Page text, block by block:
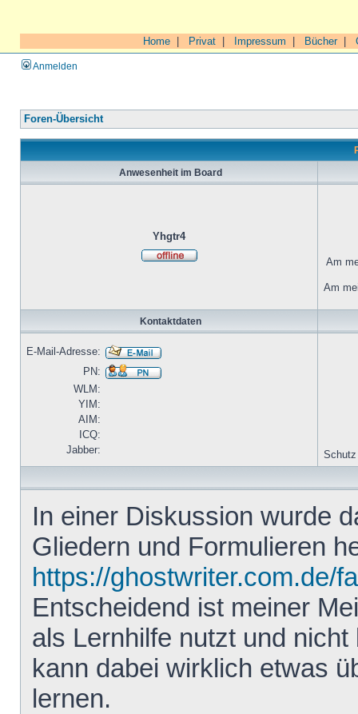
Home Privat Impressum Bücher|
Anmelden
Foren-Übersicht
Anwesenheit im Board
Yhgtr4
Am
Am
Kontaktdaten
E-Mail-Adresse:
PN:
WLM:
YIM:
AIM:
ICQ:
Jabber:
Schutz
In einer Diskussion wurde
Gliedern und Formulieren
https://ghostwriter.com.de/
Entscheidend ist meiner
als Lernhilfe nutzt und
kann dabei wirklich etwas
lernen.